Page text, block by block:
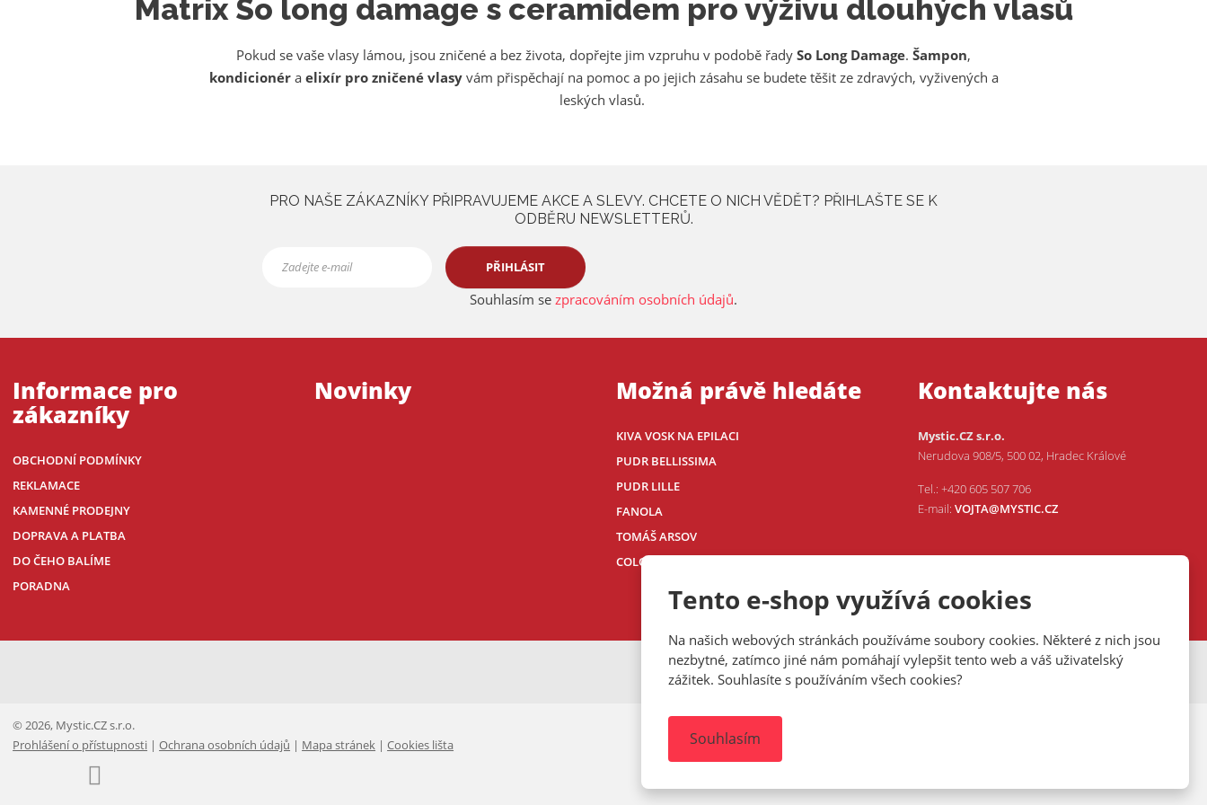
Tento e-shop využívá cookies
Na našich webových stránkách používáme soubory cookies. Některé z nich jsou
nezbytné, zatímco jiné nám pomáhají vylepšit tento web a váš uživatelský
zážitek. Souhlasíte s používáním všech cookies?
Souhlasím
d
s
n
Matrix So long damage s ceramidem pro výživu dlouhých vlasů
Pokud se vaše vlasy lámou, jsou zničené a bez života, dopřejte jim vzpruhu v podobě řady So Long Damage. Šampon,
kondicionéra elixír pro zničené vlasyvám přispěchají na pomoc a po jejich zásahu se budete těšit ze zdravých, vyživených a
leských vlasů.
PRO NAŠE ZÁKAZNÍKY PŘIPRAVUJEME AKCE A SLEVY. CHCETE O NICH VĚDĚT? PŘIHLAŠTE SE K
ODBĚRU NEWSLETTERŮ.
PŘIHLÁSIT
Souhlasím se zpracováním osobních údajů.
Informace pro
zákazníky
OBCHODNÍ PODMÍNKY
REKLAMACE
KAMENNÉ PRODEJNY
DOPRAVA A PLATBA
DO ČEHO BALÍME
PORADNA
Novinky Možná právě hledáte
KIVA VOSK NA EPILACI
PUDR BELLISSIMA
PUDR LILLE
FANOLA
TOMÁŠ ARSOV
COLOUR BY NIKOLA
Kontaktujte nás
Mystic.CZ s.r.o.
Nerudova 908/5, 500 02, Hradec Králové
Tel.: +420 605 507 706
E-mail:VOJTA@MYSTIC.CZ
© 2026, Mystic.CZ s.r.o.
Prohlášení o přístupnosti |Ochrana osobních údajů | Mapa stránek |Cookies lišta
MasterCard
Maestro